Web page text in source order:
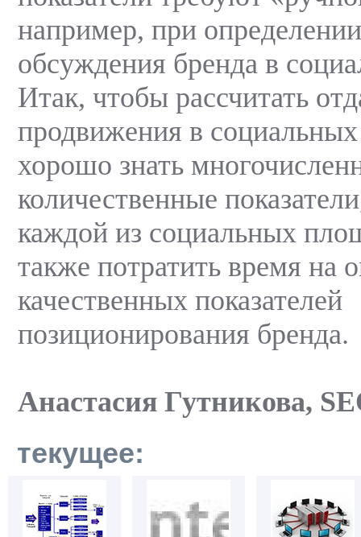
например, при
обсуждения бренда в
Итак, чтобы рассчитать
продвижения в
хорошо знать
количественные
каждой из социальных
также потратить время на
качественных показателей
позиционирования бренда.
Анастасия Гутникова,
текущее: